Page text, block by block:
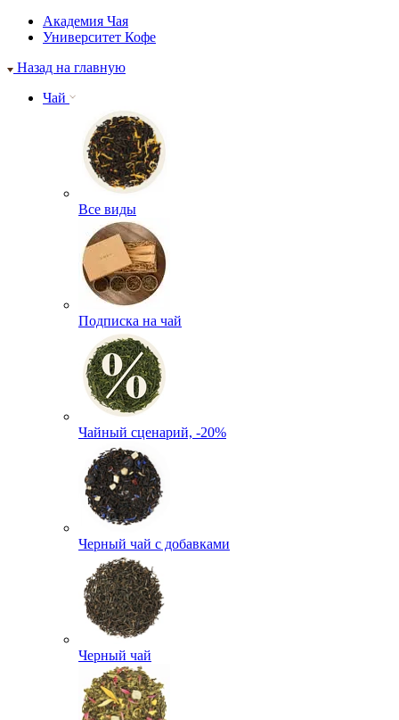
Академия Чая
Университет Кофе
Назад на главную
Чай
Все виды
Подписка на чай
Чайный сценарий, -20%
Черный чай с добавками
Черный чай